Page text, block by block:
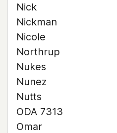
Nick
Nickman
Nicole
Northrup
Nukes
Nunez
Nutts
ODA 7313
Omar